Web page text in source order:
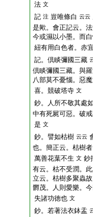
法 文
記 注 豈唯條白 云云
是歟。會正記云。
今或濕以小墨。而
紐有用白色者。赤
記。倶睒彌國三藏
倶睒彌國三藏。與
八部莫不憂惱。惡
喜。競破塔寺 文
鈔。人所不敬其處
中有死屍可惡。破
是 文
鈔。譬如枯樹 云云
也。簡正云。枯樹
萬善花葉不生 文 鈔
有云。枯不受潤。
立云。枯樹多聚蟲
欝茂。人則愛樂。
失諸功徳也 文
鈔。若著法衣鉢盂